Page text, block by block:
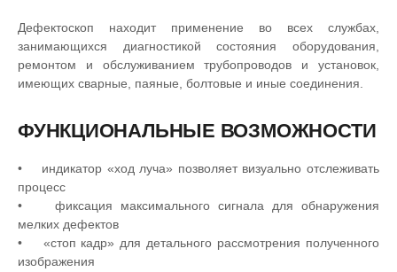
Дефектоскоп находит применение во всех службах,
занимающихся диагностикой состояния оборудования,
ремонтом и обслуживанием трубопроводов и установок,
имеющих сварные, паяные, болтовые и иные соединения.
ФУНКЦИОНАЛЬНЫЕ ВОЗМОЖНОСТИ
• индикатор «ход луча» позволяет визуально отслеживать
процесс
• фиксация максимального сигнала для обнаружения
мелких дефектов
• «стоп кадр» для детального рассмотрения полученного
изображения